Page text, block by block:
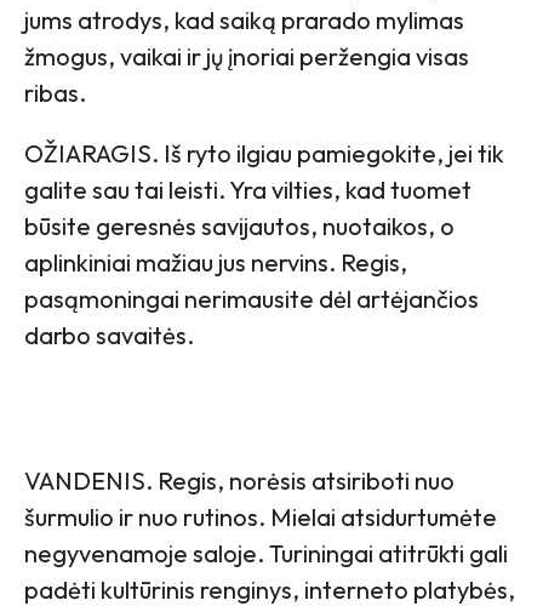
jums atrodys, kad saiką prarado mylimas
žmogus, vaikai ir jų įnoriai peržengia visas
ribas.
OŽIARAGIS. Iš ryto ilgiau pamiegokite, jei tik
galite sau tai leisti. Yra vilties, kad tuomet
būsite geresnės savijautos, nuotaikos, o
aplinkiniai mažiau jus nervins. Regis,
pasąmoningai nerimausite dėl artėjančios
darbo savaitės.
VANDENIS. Regis, norėsis atsiriboti nuo
šurmulio ir nuo rutinos. Mielai atsidurtumėte
negyvenamoje saloje. Turiningai atitrūkti gali
padėti kultūrinis renginys, interneto platybės,